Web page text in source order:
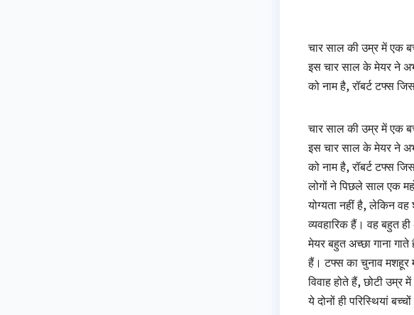
चार साल की उम्र में एक
इस चार साल के मेयर ने
को नाम है, रॉबर्ट टफ्स
चार साल की उम्र में एक
इस चार साल के मेयर ने
को नाम है, रॉबर्ट टफ्स
लोगों ने पिछले साल एक
योग्यता नहीं है, लेकिन
व्यवहारिक हैं। वह बहुत
मेयर बहुत अच्छा गाना
हैं। टफ्स का चुनाव मशहूर
विवाह होते हैं, छोटी उम्र
ये दोनों ही परिस्थियां